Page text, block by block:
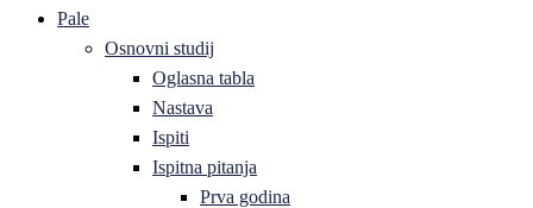
Pale
Osnovni studij
Oglasna tabla
Nastava
Ispiti
Ispitna pitanja
Prva godina